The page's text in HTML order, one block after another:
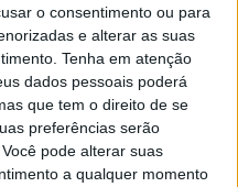
o consentimento ou para
e alterar as suas
Tenha em atenção
dados pessoais poderá
que tem o direito de se
preferências serão
pode alterar suas
a qualquer momento
1 ferido grave.
entidade de segurança
4 por furto em outros
legal; 1 por
e 1 por ameaças e